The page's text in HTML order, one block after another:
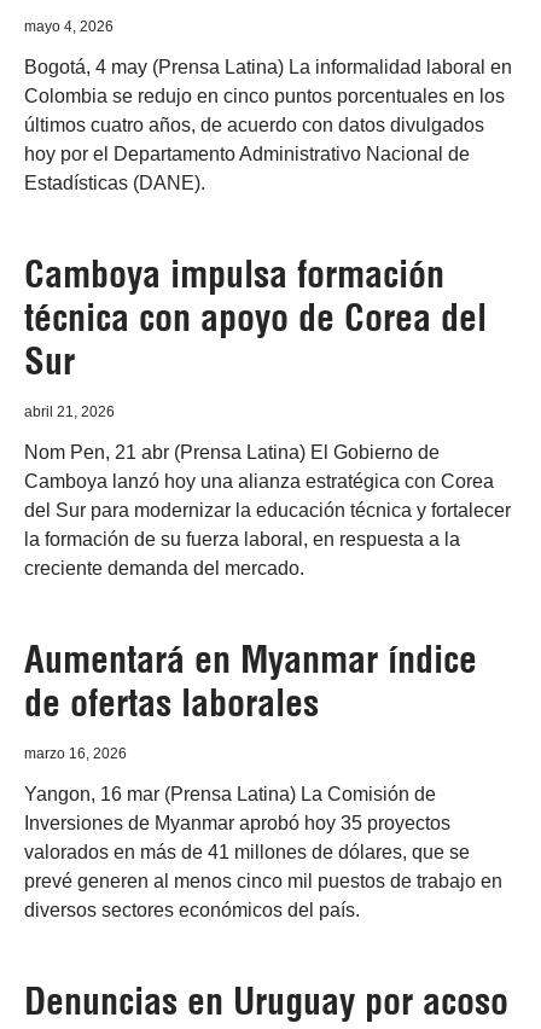
mayo 4, 2026
Bogotá, 4 may (Prensa Latina) La informalidad laboral en
Colombia se redujo en cinco puntos porcentuales en los
últimos cuatro años, de acuerdo con datos divulgados
hoy por el Departamento Administrativo Nacional de
Estadísticas (DANE).
Camboya impulsa formación
técnica con apoyo de Corea del
Sur
abril 21, 2026
Nom Pen, 21 abr (Prensa Latina) El Gobierno de
Camboya lanzó hoy una alianza estratégica con Corea
del Sur para modernizar la educación técnica y fortalecer
la formación de su fuerza laboral, en respuesta a la
creciente demanda del mercado.
Aumentará en Myanmar índice
de ofertas laborales
marzo 16, 2026
Yangon, 16 mar (Prensa Latina) La Comisión de
Inversiones de Myanmar aprobó hoy 35 proyectos
valorados en más de 41 millones de dólares, que se
prevé generen al menos cinco mil puestos de trabajo en
diversos sectores económicos del país.
Denuncias en Uruguay por acoso